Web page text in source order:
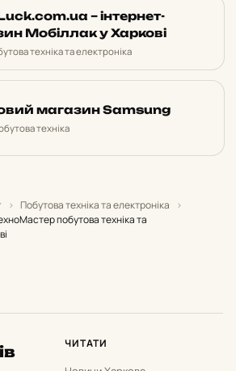
– інтернет-
Мобіллак у Харкові
техніка та електроніка
магазин Samsung
техніка
› Побутова техніка та електроніка
›
побутова техніка та
ЧИТАТИ